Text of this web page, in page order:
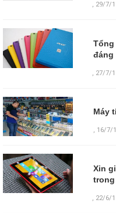
, 29/7/
Tổng
đáng
, 27/7/
Máy
, 16/7/
Xin
trong
, 22/6/